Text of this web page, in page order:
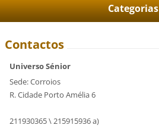
Categorias
Contactos
Universo Sénior
Sede: Corroios
R. Cidade Porto Amélia 6
211930365 \ 215915936 a)